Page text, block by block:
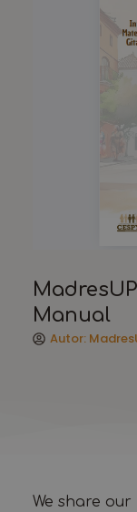
Manual
Autor:
We share